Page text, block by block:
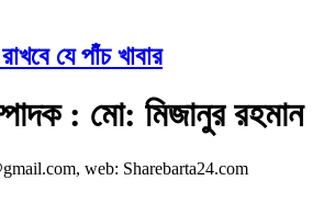
যে পাঁচ খাবার
: মো: মিজানুর রহমান
web: Sharebarta24.com